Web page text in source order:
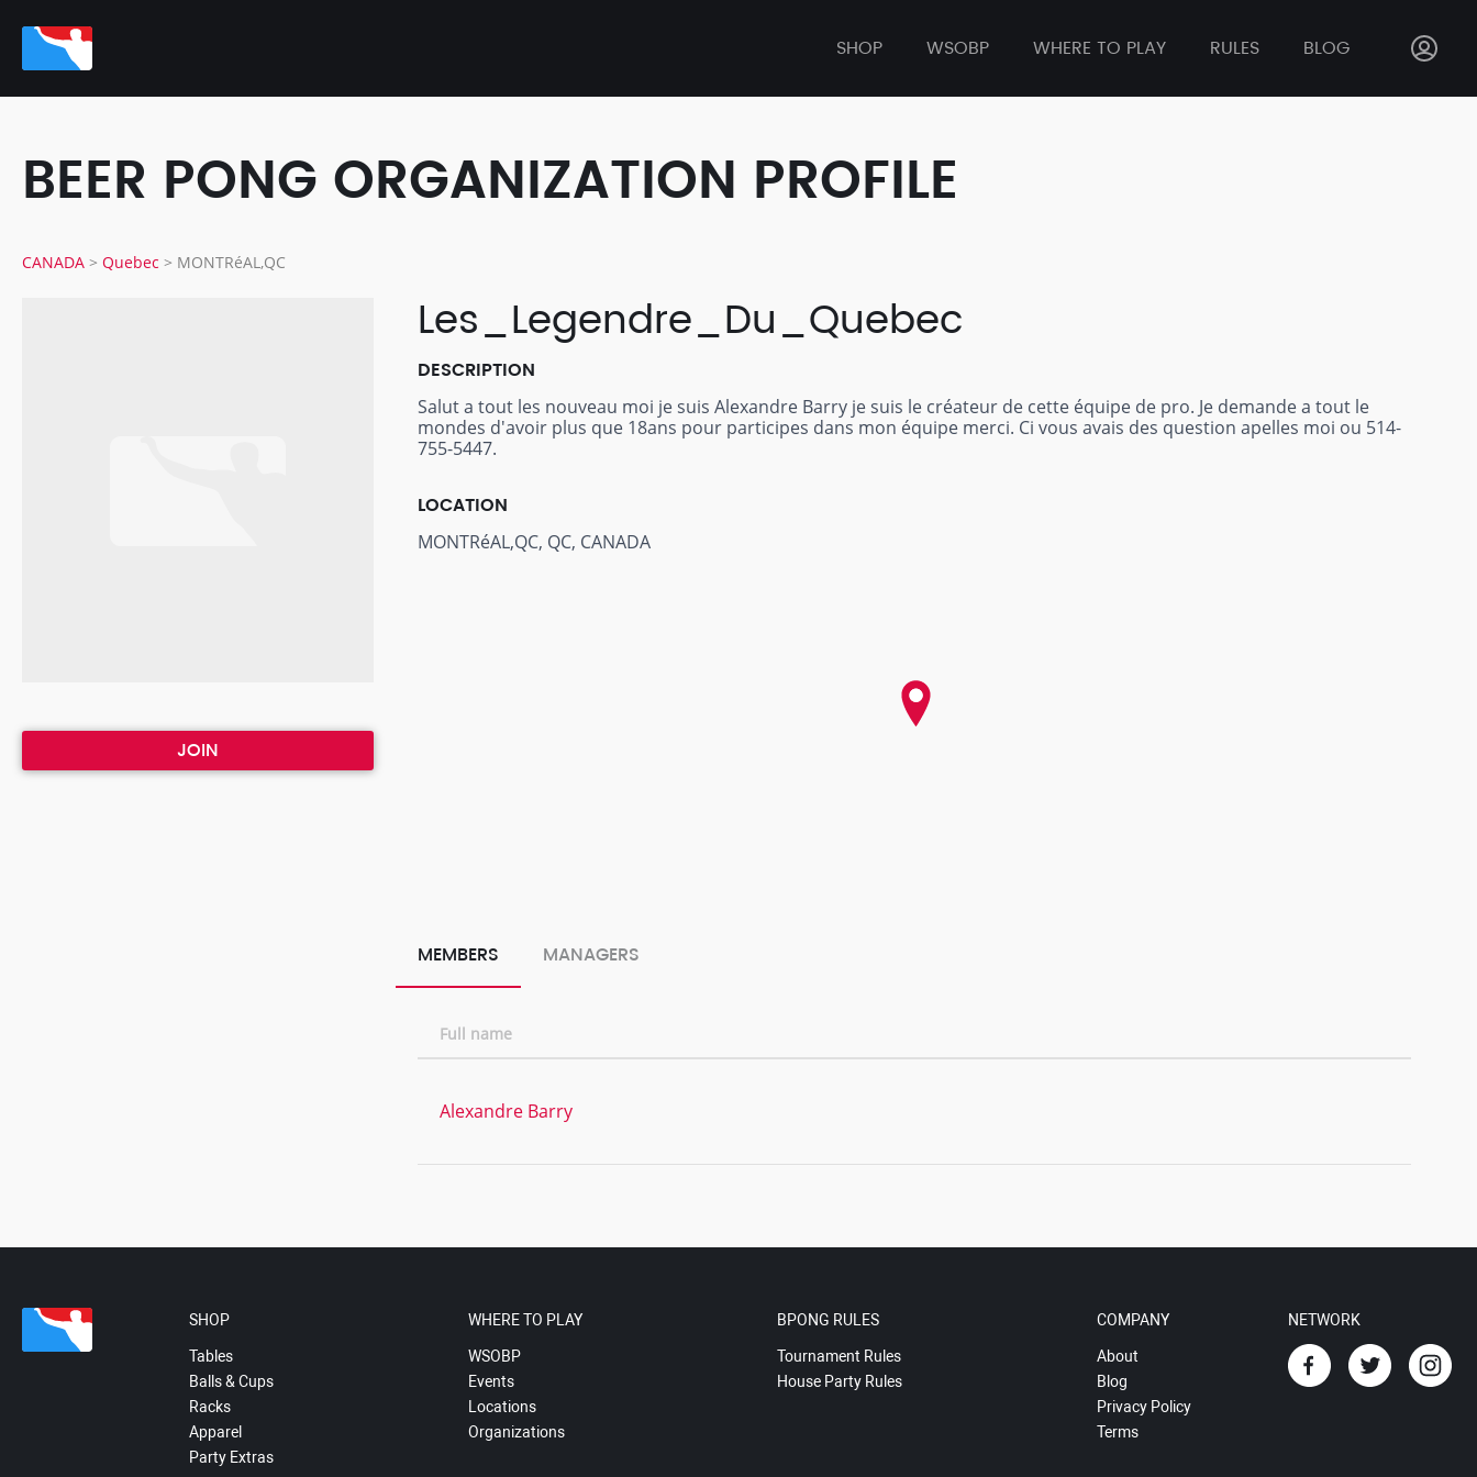
SHOP WSOBP WHERE TO PLAY RULES BLOG
BEER PONG ORGANIZATION PROFILE
CANADA > Quebec > MONTRéAL,QC
JOIN
Les_Legendre_Du_Quebec
DESCRIPTION
Salut a tout les nouveau moi je suis Alexandre Barry je suis le créateur de cette équipe de pro. Je demande a tout le
mondes d'avoir plus que 18ans pour participes dans mon équipe merci. Ci vous avais des question apelles moi ou 514-
755-5447.
LOCATION
MONTRéAL,QC, QC, CANADA
MEMBERS MANAGERS
Full name
Alexandre Barry
SHOP
Tables
Balls & Cups
Racks
Apparel
Party Extras
WHERE TO PLAY
WSOBP
Events
Locations
Organizations
BPONG RULES
Tournament Rules
House Party Rules
COMPANY
About
Blog
Privacy Policy
Terms
NETWORK